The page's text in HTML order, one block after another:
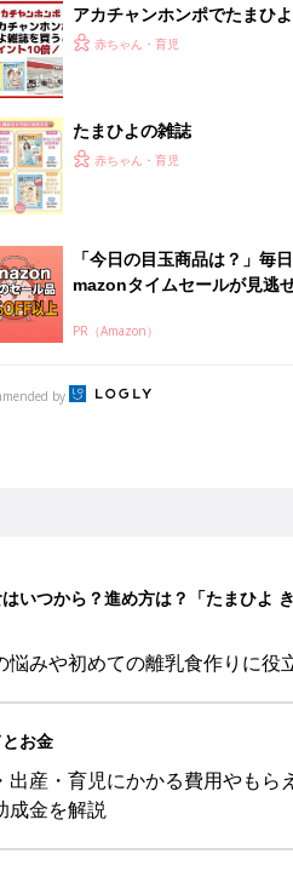
アカチャンホンポでたまひ
うとポイント10倍【期間限定
赤ちゃん・育児
たまひよの雑誌
赤ちゃん・育児
「今日の目玉商品は？」毎
mazonタイムセールが見逃
PR（Amazon）
by
いつから？進め方は？「たまひよ
悩みや初めての離乳食作りに役
お金
出産・育児にかかる費用やもら
成金を解説